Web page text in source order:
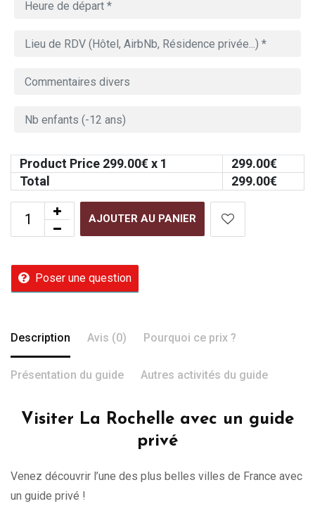
Product Price 299.00€ x 1 299.00€
Total
299.00€
AJOUTER AU PANIER
Poser une question
Description Avis (0) Pourquoi ce prix ?
Présentation du guide Autres activités du guide
Visiter La Rochelle avec un guide
privé
Venez découvrir l’une des plus belles villes de France avec
un guide privé !